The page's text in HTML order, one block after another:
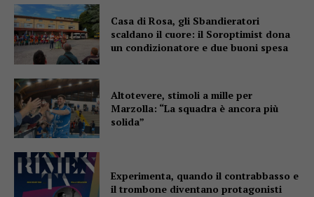
Casa di Rosa, gli Sbandieratori
scaldano il cuore: il Soroptimist dona
un condizionatore e due buoni spesa
Altotevere, stimoli a mille per
Marzolla: “La squadra è ancora più
solida”
Experimenta, quando il contrabbasso e
il trombone diventano protagonisti